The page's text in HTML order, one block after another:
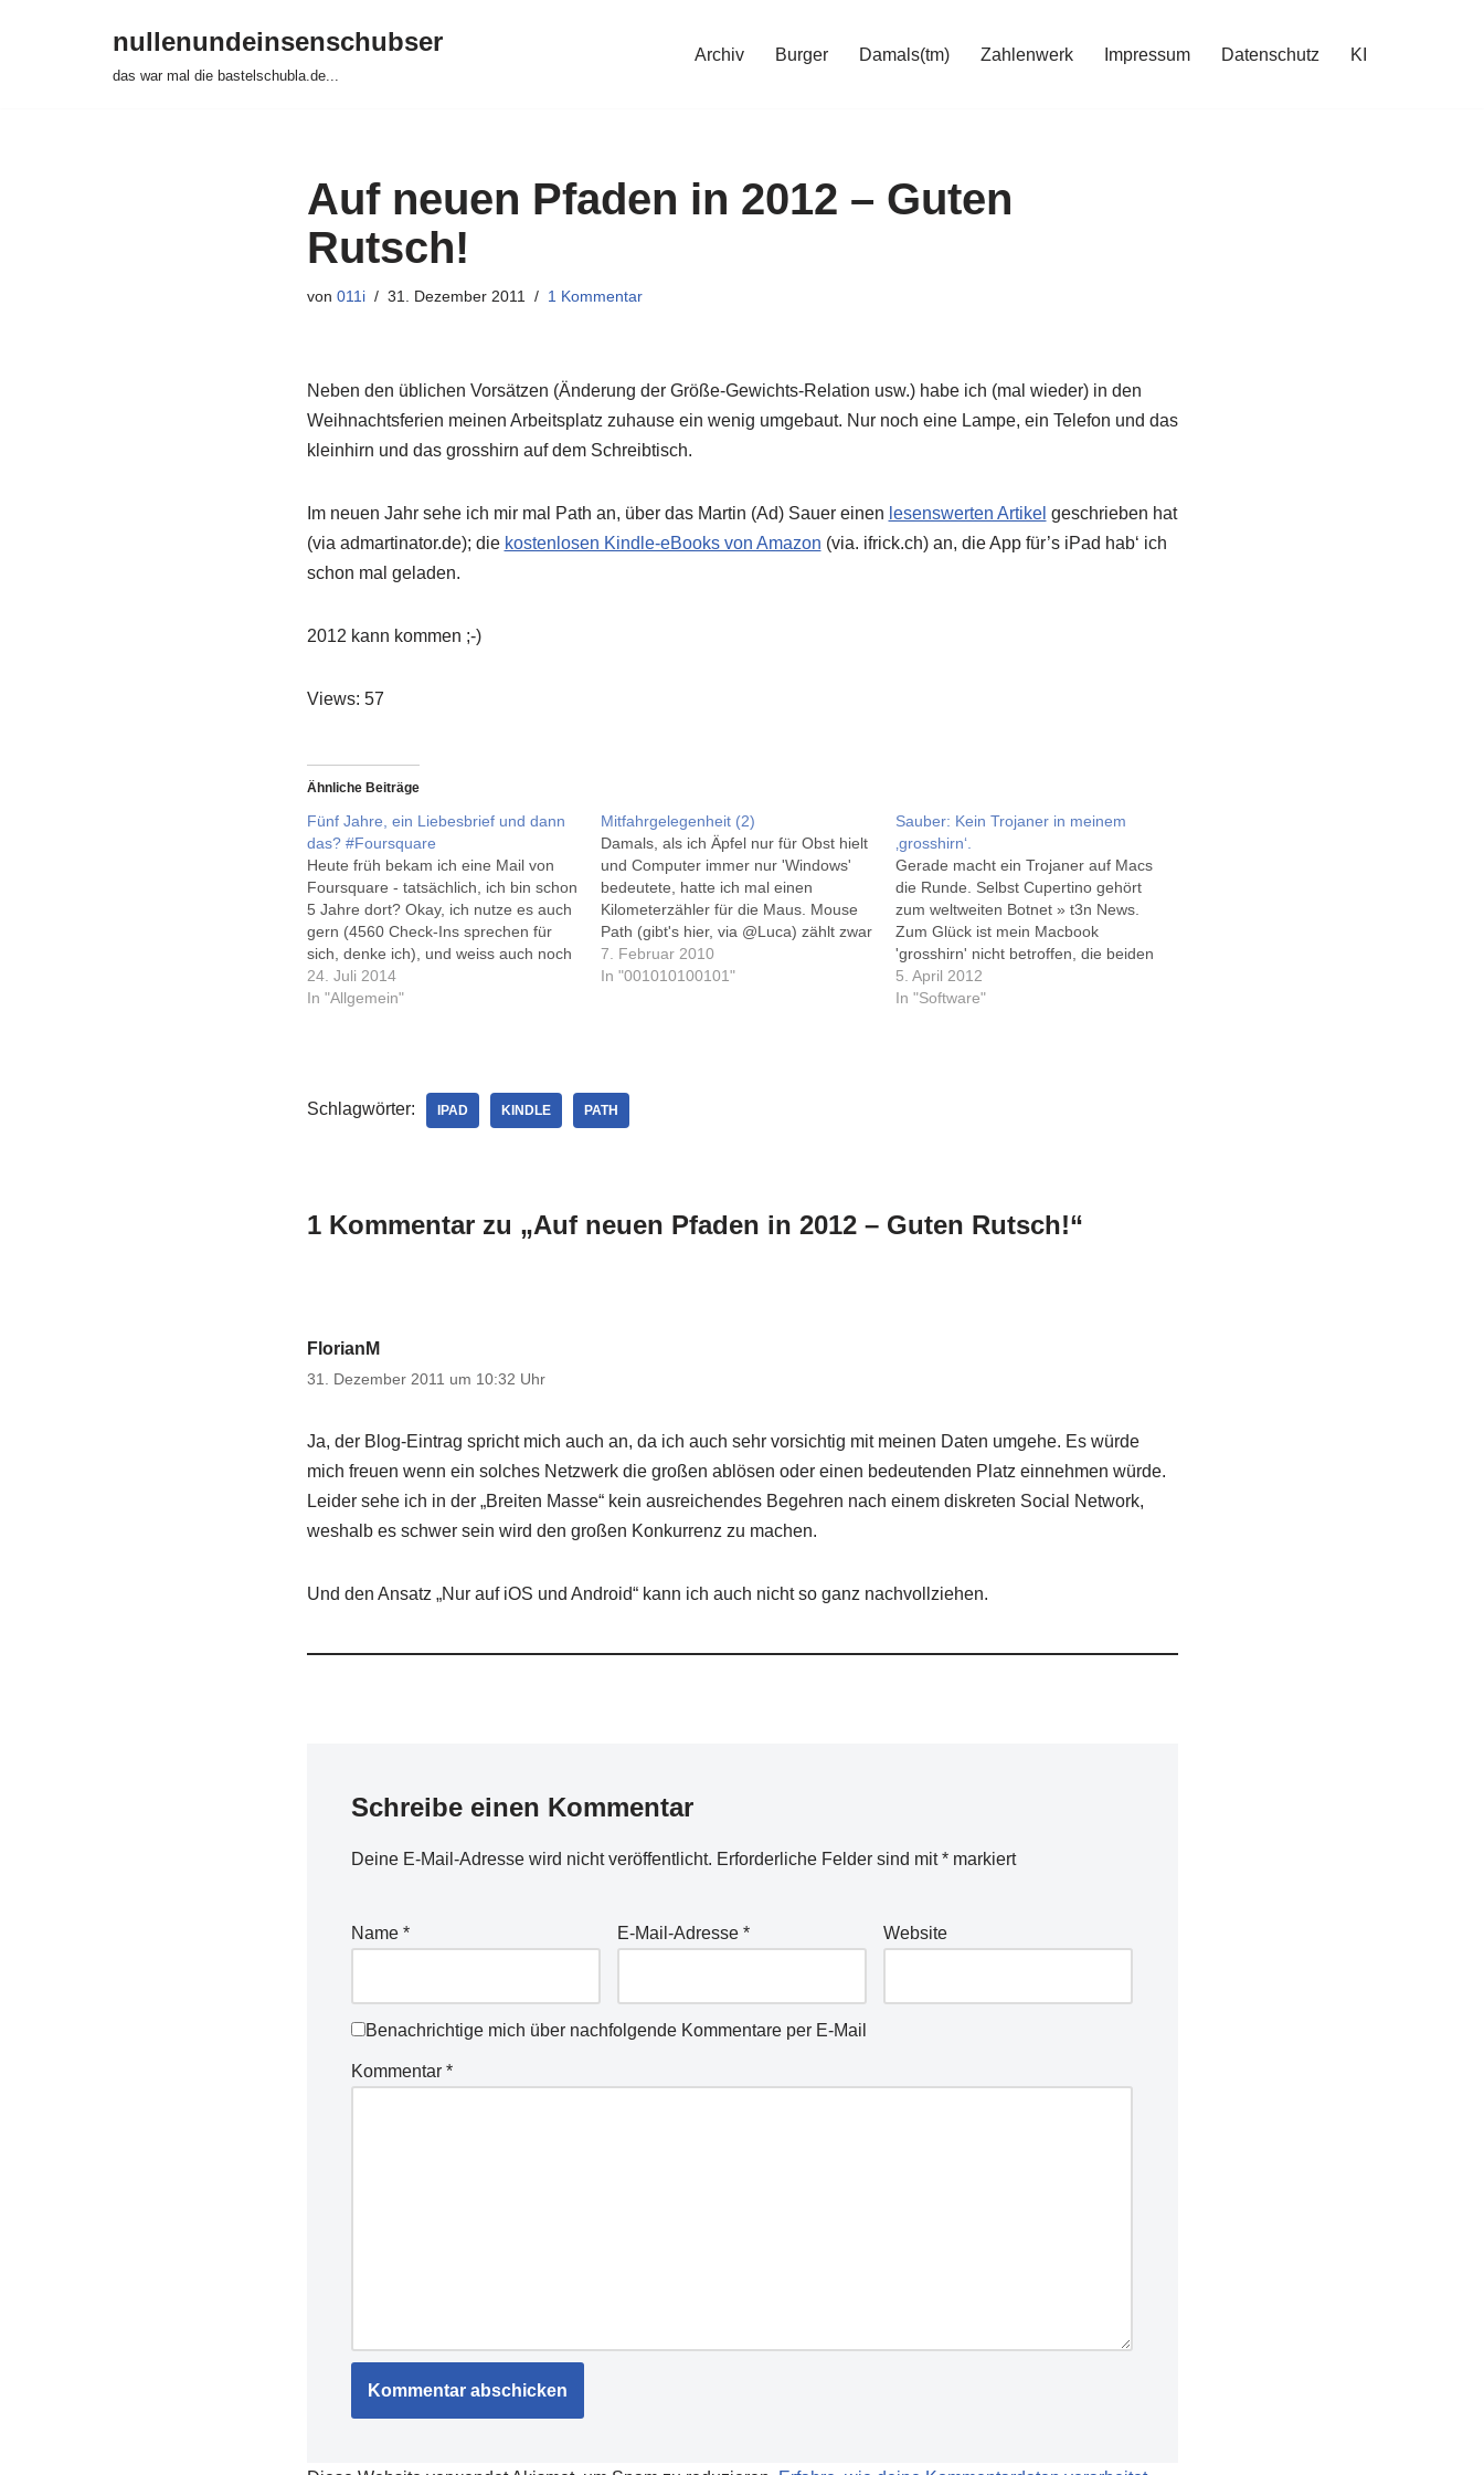
nullenundeinsenschubser
das war mal die bastelschubla.de...
Archiv Burger Damals(tm) Zahlenwerk Impressum Datenschutz KI
Auf neuen Pfaden in 2012 – Guten
Rutsch!
von 011i 31. Dezember 2011 1 Kommentar
Neben den üblichen Vorsätzen (Änderung der Größe-Gewichts-Relation usw.) habe ich (mal wieder) in den
Weihnachtsferien meinen Arbeitsplatz zuhause ein wenig umgebaut. Nur noch eine Lampe, ein Telefon und das
kleinhirn und das grosshirn auf dem Schreibtisch.
Im neuen Jahr sehe ich mir mal Path an, über das Martin (Ad) Sauer einen lesenswerten Artikel geschrieben hat
(via admartinator.de); die kostenlosen Kindle-eBooks von Amazon (via. ifrick.ch) an, die App für’s iPad hab‘ ich
schon mal geladen.
2012 kann kommen ;-)
Views: 57
Ähnliche Beiträge
Fünf Jahre, ein Liebesbrief und dann
das? #Foursquare
Heute früh bekam ich eine Mail von
Foursquare - tatsächlich, ich bin schon
5 Jahre dort? Okay, ich nutze es auch
gern (4560 Check-Ins sprechen für
sich, denke ich), und weiss auch noch
nicht, was ich von dem freundlichen,
aber bestimmten Wechsel hin zu
24. Juli 2014
In "Allgemein"
Mitfahrgelegenheit (2)
Damals, als ich Äpfel nur für Obst hielt
und Computer immer nur 'Windows'
bedeutete, hatte ich mal einen
Kilometerzähler für die Maus. Mouse
Path (gibt's hier, via @Luca) zählt zwar
nicht die zurückgelegte Entfernung,
zeichnet aber den Weg der Maus inkl.
7. Februar 2010
In "001010100101"
Sauber: Kein Trojaner in meinem
‚grosshirn‘.
Gerade macht ein Trojaner auf Macs
die Runde. Selbst Cupertino gehört
zum weltweiten Botnet » t3n News.
Zum Glück ist mein Macbook
'grosshirn' nicht betroffen, die beiden
Büro-Minis prüfe ich mal nach dem
Urlaub. Bei F-Secure gibt's die
5. April 2012
In "Software"
Schlagwörter: IPAD KINDLE PATH
1 Kommentar zu „Auf neuen Pfaden in 2012 – Guten Rutsch!“
FlorianM
31. Dezember 2011 um 10:32 Uhr
Ja, der Blog-Eintrag spricht mich auch an, da ich auch sehr vorsichtig mit meinen Daten umgehe. Es würde
mich freuen wenn ein solches Netzwerk die großen ablösen oder einen bedeutenden Platz einnehmen würde.
Leider sehe ich in der „Breiten Masse“ kein ausreichendes Begehren nach einem diskreten Social Network,
weshalb es schwer sein wird den großen Konkurrenz zu machen.
Und den Ansatz „Nur auf iOS und Android“ kann ich auch nicht so ganz nachvollziehen.
Schreibe einen Kommentar
Deine E-Mail-Adresse wird nicht veröffentlicht. Erforderliche Felder sind mit*markiert
Name * E-Mail-Adresse * Website
Benachrichtige mich über nachfolgende Kommentare per E-Mail
Kommentar *